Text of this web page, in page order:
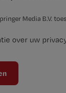
Media B.V.
over uw